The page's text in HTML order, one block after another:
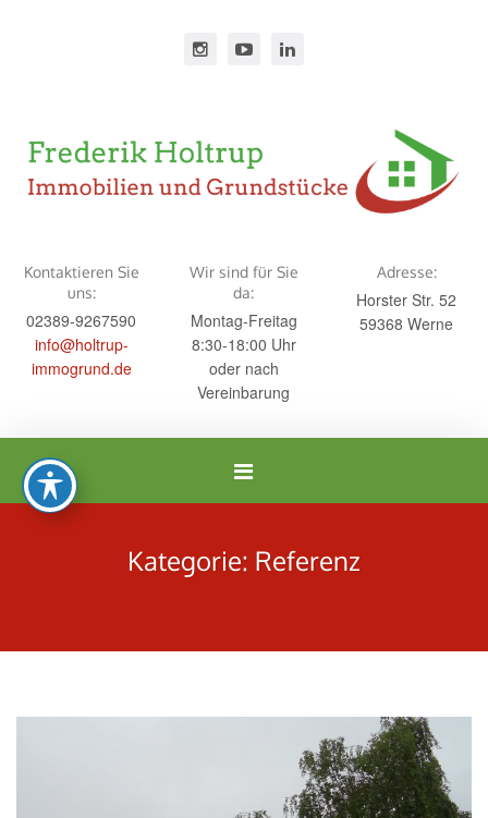
Kontaktieren Sie
uns:
02389-9267590
info@holtrup-
immogrund.de
Wir sind für Sie
da:
Montag-Freitag
8:30-18:00 Uhr
oder nach
Vereinbarung
Adresse:
Horster Str. 52
59368 Werne
Navigation
Kategorie: Referenz